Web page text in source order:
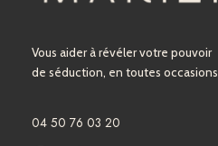
Vous aider à révéler votre pouvoir
de séduction, en toutes occasions
04 50 76 03 20